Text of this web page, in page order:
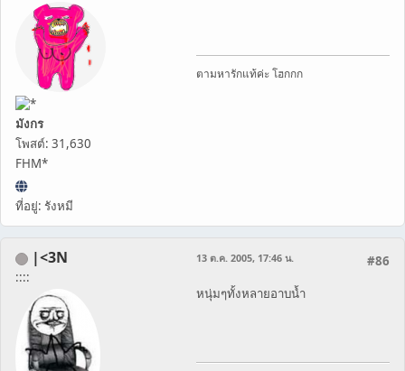
มังกร
โพสต์: 31,630
FHM*
ที่อยู่: รังหมี
ตามหารักแท้ค่ะ โฮกกก
|<3N
::::
#86
13 ต.ค. 2005, 17:46 น.
หนุ่มๆทั้งหลายอาบน้ำ